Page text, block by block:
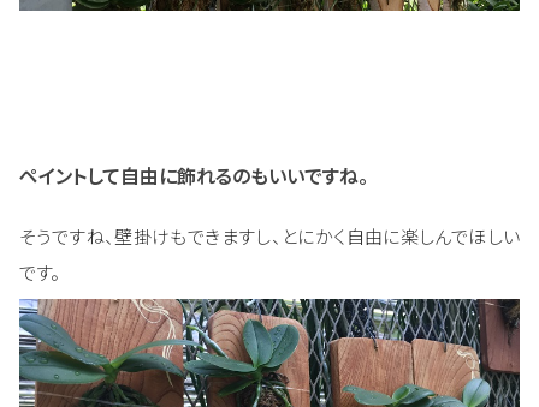
ペイントして自由に飾れるのもいいですね。
そうですね、壁掛けもできますし、とにかく自由に楽しんでほしい
です。